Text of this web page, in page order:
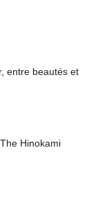
entre beautés et
Hinokami